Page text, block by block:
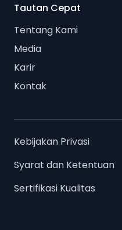
Tautan Cepat
Tentang Kami
Media
Karir
Kontak
Kebijakan Privasi
Syarat dan Ketentuan
Sertifikasi Kualitas